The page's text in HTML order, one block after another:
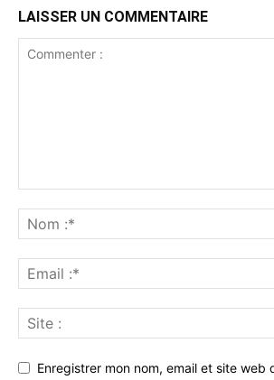
LAISSER UN COMMENTAIRE
Enregistrer mon nom, email et site web